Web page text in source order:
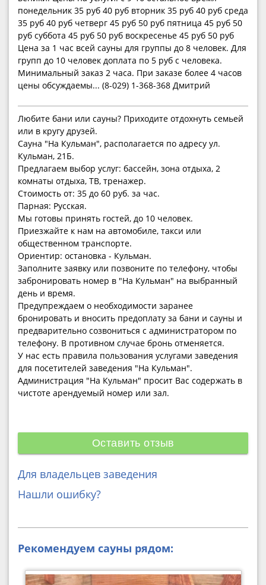
понедельник 35 руб 40 руб вторник 35 руб 40 руб среда
35 руб 40 руб четверг 45 руб 50 руб пятница 45 руб 50
руб суббота 45 руб 50 руб воскресенье 45 руб 50 руб
Цена за 1 час всей сауны для группы до 8 человек. Для
групп до 10 человек доплата по 5 руб с человека.
Минимальный заказ 2 часа. При заказе более 4 часов
цены обсуждаемы... (8-029) 1-368-368 Дмитрий
Любите бани или сауны? Приходите отдохнуть семьей
или в кругу друзей.
Сауна "На Кульман", располагается по адресу ул.
Кульман, 21Б.
Предлагаем выбор услуг: бассейн, зона отдыха, 2
комнаты отдыха, ТВ, тренажер.
Стоимость от: 35 до 60 руб. за час.
Парная: Русская.
Мы готовы принять гостей, до 10 человек.
Приезжайте к нам на автомобиле, такси или
общественном транспорте.
Ориентир: остановка - Кульман.
Заполните заявку или позвоните по телефону, чтобы
забронировать номер в "На Кульман" на выбранный
день и время.
Предупреждаем о необходимости заранее
бронировать и вносить предоплату за бани и сауны и
предварительно созвониться с администратором по
телефону. В противном случае бронь отменяется.
У нас есть правила пользования услугами заведения
для посетителей заведения "На Кульман".
Администрация "На Кульман" просит Вас содержать в
чистоте арендуемый номер или зал.
Оставить отзыв
Для владельцев заведения
Нашли ошибку?
Рекомендуем сауны рядом: